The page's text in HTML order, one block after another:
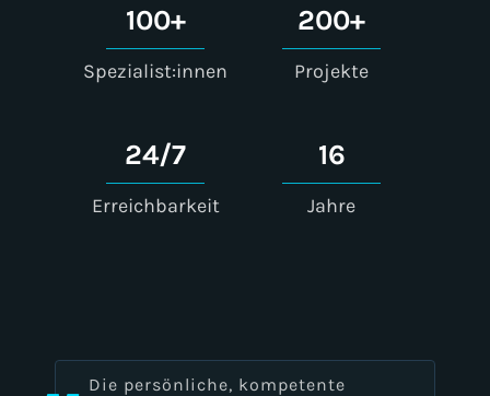
100+
Spezialist:innen
200+
Projekte
24/7
Erreichbarkeit
16
Jahre
Die persönliche, kompetente